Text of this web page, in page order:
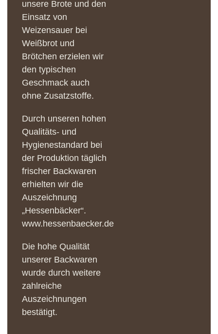
unsere Brote und den
Einsatz von
Weizensauer bei
Weißbrot und
Brötchen erzielen wir
den typischen
Geschmack auch
ohne Zusatzstoffe.
Durch unseren hohen
Qualitäts- und
Hygienestandard bei
der Produktion täglich
frischer Backwaren
erhielten wir die
Auszeichnung
„Hessenbäcker“.
www.hessenbaecker.de
Die hohe Qualität
unserer Backwaren
wurde durch weitere
zahlreiche
Auszeichnungen
bestätigt.